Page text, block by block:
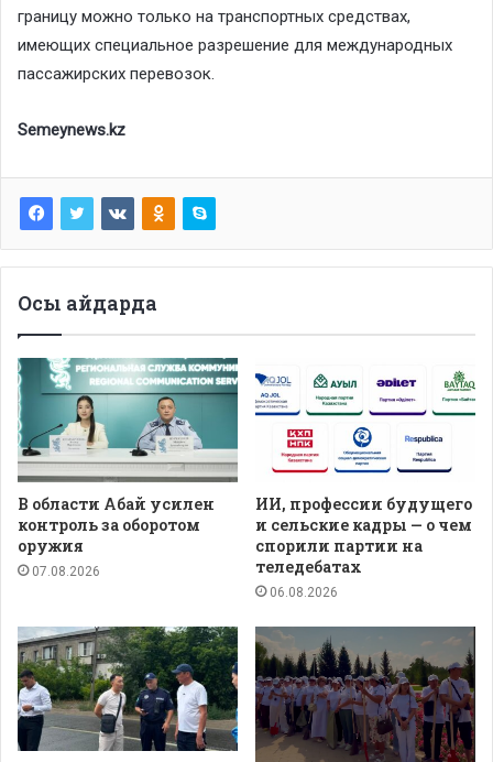
границу можно только на транспортных средствах,
имеющих специальное разрешение для международных
пассажирских перевозок.
Semeynews.kz
Осы айдарда
В области Абай усилен
контроль за оборотом
оружия
07.08.2026
ИИ, профессии будущего
и сельские кадры — о чем
спорили партии на
теледебатах
06.08.2026